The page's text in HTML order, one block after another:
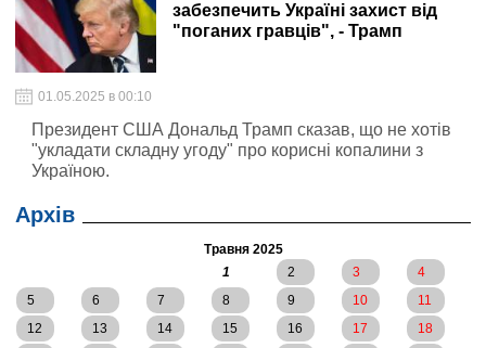
забезпечить Україні захист від
"поганих гравців", - Трамп
01.05.2025 в 00:10
Президент США Дональд Трамп сказав, що не хотів
"укладати складну угоду" про корисні копалини з
Україною.
Архів
Травня 2025
1
2 3
4
5
6 7 8 9 10
11
12
13 14 15 16 17
18